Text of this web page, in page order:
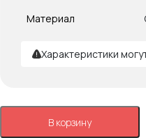
Материал
Характеристики
В корзину